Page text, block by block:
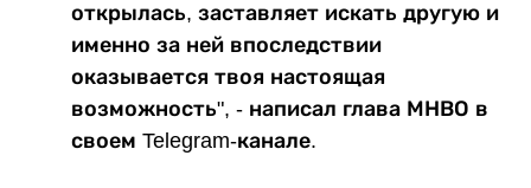
открылась, заставляет искать другую и
именно за ней впоследствии
оказывается твоя настоящая
возможность", - написал глава МНВО в
своем Telegram-канале.